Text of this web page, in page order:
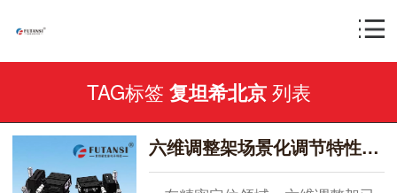
TAG标签 复坦希北京列表
六维调整架场景化调节特性定制：从通用设备到专属解决方案的进阶之路